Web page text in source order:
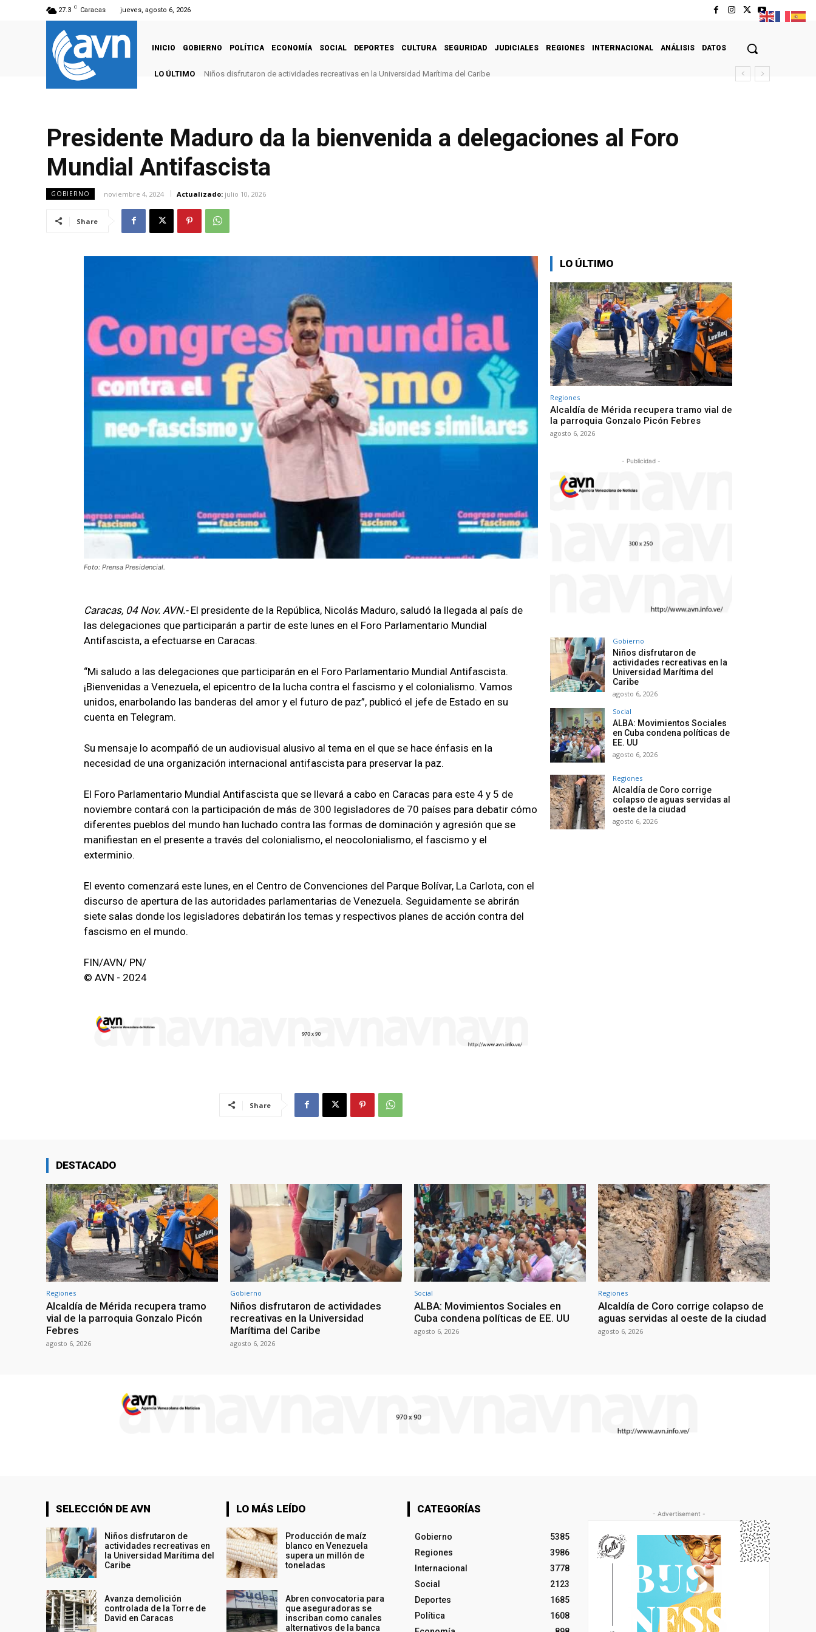
27.3 C Caracas jueves, agosto 6, 2026
INICIO GOBIERNO POLÍTICA ECONOMÍA SOCIAL DEPORTES CULTURA SEGURIDAD JUDICIALES REGIONES INTERNACIONAL ANÁLISIS DATOS
LO ÚLTIMO Niños disfrutaron de actividades recreativas en la Universidad Marítima del Caribe
Presidente Maduro da la bienvenida a delegaciones al Foro
Mundial Antifascista
GOBIERNO noviembre 4, 2024 Actualizado: julio 10, 2026
Share
Foto: Prensa Presidencial.
Caracas, 04 Nov. AVN.- El presidente de la República, Nicolás Maduro, saludó la llegada al país de
las delegaciones que participarán a partir de este lunes en el Foro Parlamentario Mundial
Antifascista, a efectuarse en Caracas.
“Mi saludo a las delegaciones que participarán en el Foro Parlamentario Mundial Antifascista.
¡Bienvenidas a Venezuela, el epicentro de la lucha contra el fascismo y el colonialismo. Vamos
unidos, enarbolando las banderas del amor y el futuro de paz”, publicó el jefe de Estado en su
cuenta en Telegram.
Su mensaje lo acompañó de un audiovisual alusivo al tema en el que se hace énfasis en la
necesidad de una organización internacional antifascista para preservar la paz.
El Foro Parlamentario Mundial Antifascista que se llevará a cabo en Caracas para este 4 y 5 de
noviembre contará con la participación de más de 300 legisladores de 70 países para debatir cómo
diferentes pueblos del mundo han luchado contra las formas de dominación y agresión que se
manifiestan en el presente a través del colonialismo, el neocolonialismo, el fascismo y el
exterminio.
El evento comenzará este lunes, en el Centro de Convenciones del Parque Bolívar, La Carlota, con el
discurso de apertura de las autoridades parlamentarias de Venezuela. Seguidamente se abrirán
siete salas donde los legisladores debatirán los temas y respectivos planes de acción contra del
fascismo en el mundo.
FIN/AVN/ PN/
© AVN - 2024
Share
LO ÚLTIMO
Regiones
Alcaldía de Mérida recupera tramo vial de
la parroquia Gonzalo Picón Febres
agosto 6, 2026
- Publicidad -
Gobierno
Niños disfrutaron de
actividades recreativas en la
Universidad Marítima del
Caribe
agosto 6, 2026
Social
ALBA: Movimientos Sociales
en Cuba condena políticas de
EE. UU
agosto 6, 2026
Regiones
Alcaldía de Coro corrige
colapso de aguas servidas al
oeste de la ciudad
agosto 6, 2026
DESTACADO
Regiones
Alcaldía de Mérida recupera tramo
vial de la parroquia Gonzalo Picón
Febres
agosto 6, 2026
Gobierno
Niños disfrutaron de actividades
recreativas en la Universidad
Marítima del Caribe
agosto 6, 2026
Social
ALBA: Movimientos Sociales en
Cuba condena políticas de EE. UU
agosto 6, 2026
Regiones
Alcaldía de Coro corrige colapso de
aguas servidas al oeste de la ciudad
agosto 6, 2026
SELECCIÓN DE AVN
Niños disfrutaron de
actividades recreativas en
la Universidad Marítima del
Caribe
Avanza demolición
controlada de la Torre de
David en Caracas
LO MÁS LEÍDO
Producción de maíz
blanco en Venezuela
supera un millón de
toneladas
Abren convocatoria para
que aseguradoras se
inscriban como canales
alternativos de la banca
CATEGORÍAS
Gobierno
5385
Regiones
3986
Internacional
3778
Social
2123
Deportes
1685
Política
1608
- Advertisement -